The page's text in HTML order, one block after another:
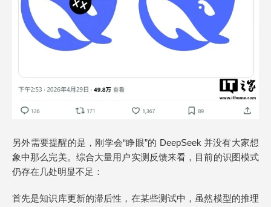
另外需要提醒的是，刚学会“睁眼”的 DeepSeek 并没有大家想
象中那么完美。综合大量用户实测反馈来看，目前的识图模式
仍存在几处明显不足：
首先是知识库更新的滞后性，在某些测试中，虽然模型的推理